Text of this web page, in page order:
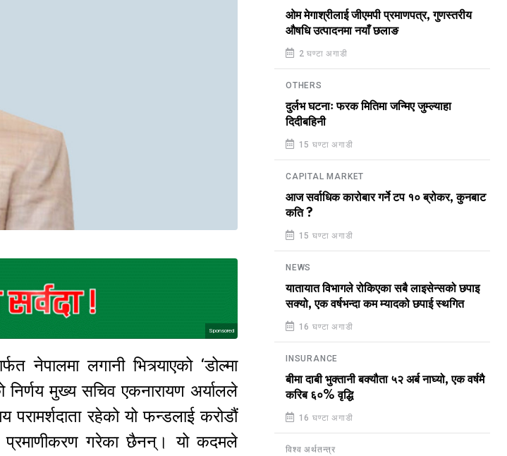
Sponsored
नेपालमा लगानी भित्र्याएको ‘डोल्मा
निर्णय मुख्य सचिव एकनारायण अर्यालले
रहेको यो फन्डलाई करोडौं
गरेका छैनन्। यो कदमले
ओम मेगाश्रीलाई जीएमपी प्रमाणपत्र, गुणस्तरीय
औषधि उत्पादनमा नयाँ छलाङ
2 घण्टा अगाडी
OTHERS
दुर्लभ घटनाः फरक मितिमा जन्मिए जुम्ल्याहा
दिदीबहिनी
15 घण्टा अगाडी
CAPITAL MARKET
आज सर्वाधिक कारोबार गर्ने टप १० ब्रोकर, कुनबाट
कति ?
15 घण्टा अगाडी
NEWS
यातायात विभागले रोकिएका सबै लाइसेन्सको छपाइ
सक्यो, एक वर्षभन्दा कम म्यादको छपाई स्थगित
16 घण्टा अगाडी
INSURANCE
बीमा दाबी भुक्तानी बक्यौता ५२ अर्ब नाघ्यो, एक वर्षमै
करिब ६०% वृद्धि
16 घण्टा अगाडी
विश्व अर्थतन्त्र